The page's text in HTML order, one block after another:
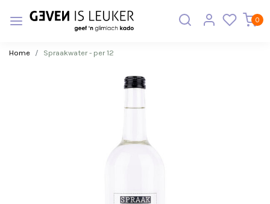
0
Home Spraakwater - per 12